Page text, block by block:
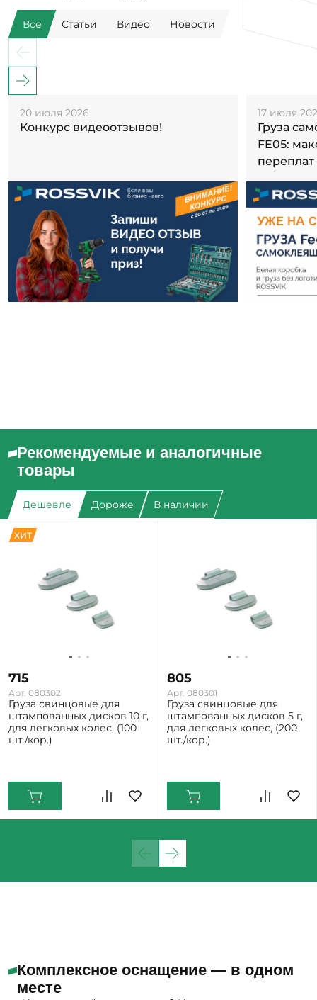
Все Статьи Видео Новости
20 июля 2026
Конкурс видеоотзывов!
17 июля
Груза
FE05:
переплат
Рекомендуемые и аналогичные
товары
Дешевле Дороже В наличии
ХИТ
715
Арт. 080302
Груза свинцовые для
штампованных дисков 10 г,
для легковых колес, (100
шт./кор.)
805
Арт. 080301
Груза свинцовые для
штампованных дисков 5 г,
для легковых колес, (200
шт./кор.)
Комплексное оснащение — в одном
месте